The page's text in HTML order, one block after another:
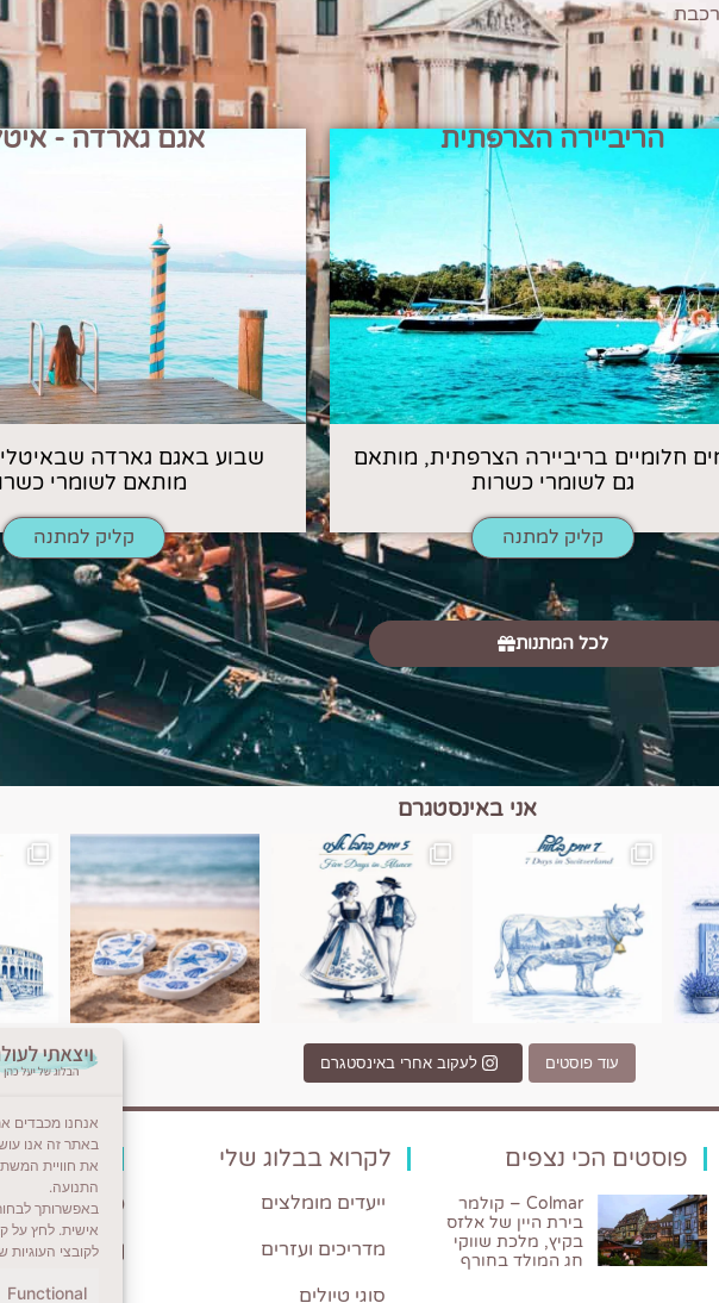
אנחנו מכבדים
באתר זה אנו
את חוויית
התנועה.
באפשרותך
אישית. לחץ על
לקובצי העוגיות
Functional
הריביירה הצרפתית
חלומיים בריביירה הצרפתית, מותאם
גם לשומרי כשרות
קליק למתנה
אגם גארדה -
שבוע באגם גארדה
מותאם לשומרי
קליק למתנה
לכל המתנות
אני באינסטגרם
יין ונופים בחבל אלזס צרפת
יש רגע כזה בחופשה שבו הכל נהיה פשוט יותר. החול, הי
יש ערים בעולם שמרגישות כמו מסע בזמן. רומא היא אחת
עוד פוסטים לעקוב אחרי באינסטגרם
פוסטים הכי נצפים
Colmar – קולמר
בירת היין של אלזס
בקיץ, מלכת שווקי
חג המולד בחורף
לקרוא בבלוג שלי
ייעדים מומלצים
מדריכים ועזרים
סוגי טיולים
צרו קשר
לשליחת